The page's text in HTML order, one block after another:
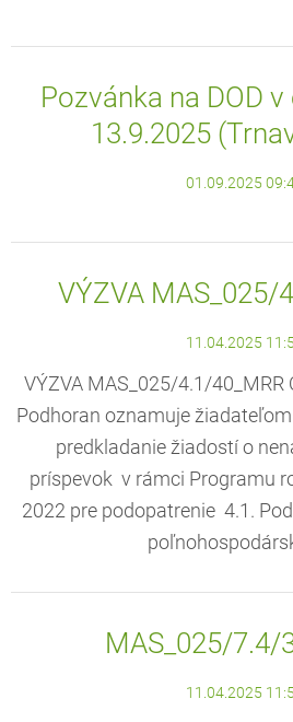
Pozvánka na DOD
13.9.2025
01.09.2025
VÝZVA MAS_025/
11.04.2025
VÝZVA MAS_025/4.1/40_MRR
Podhoran oznamuje
predkladanie žiadostí o
príspevok v rámci Programu
2022 pre podopatrenie 4.1.
MAS_025/7.4/
11.04.2025